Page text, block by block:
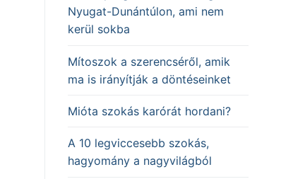
Nyugat-Dunántúlon, ami nem
kerül sokba
Mítoszok a szerencséről, amik
ma is irányítják a döntéseinket
Mióta szokás karórát hordani?
A 10 legviccesebb szokás,
hagyomány a nagyvilágból